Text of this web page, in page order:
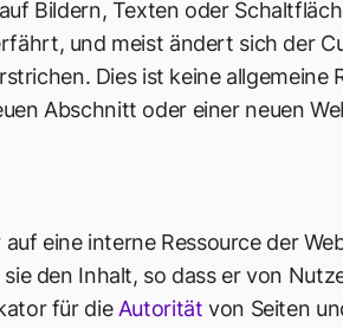
Bildern, Texten oder
und meist ändert sich der
Dies ist keine allgemeine
Abschnitt oder einer neuen
eine interne Ressource der
den Inhalt, so dass er von
für die Autorität von Seiten